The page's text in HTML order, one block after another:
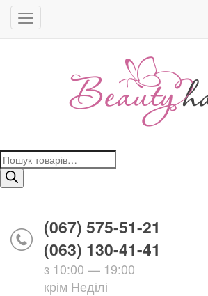
Пошук
товарів
(067) 575-51-21
(063) 130-41-41
з 10:00 — 19:00
крім Неділі